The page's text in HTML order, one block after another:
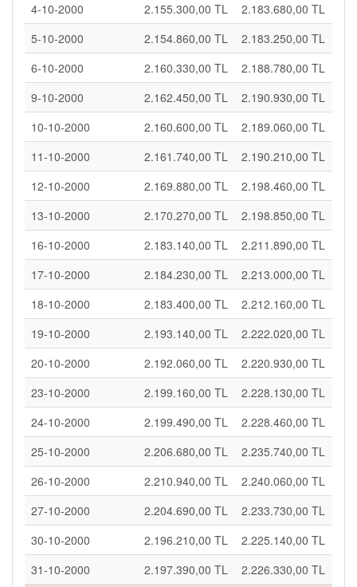
4-10-2000
2.155.300,00 TL
2.183.680,00 TL
5-10-2000
2.154.860,00 TL
2.183.250,00 TL
6-10-2000
2.160.330,00 TL
2.188.780,00 TL
9-10-2000
2.162.450,00 TL
2.190.930,00 TL
10-10-2000
2.160.600,00 TL
2.189.060,00 TL
11-10-2000
2.161.740,00 TL
2.190.210,00 TL
12-10-2000
2.169.880,00 TL
2.198.460,00 TL
13-10-2000
2.170.270,00 TL
2.198.850,00 TL
16-10-2000
2.183.140,00 TL
2.211.890,00 TL
17-10-2000
2.184.230,00 TL
2.213.000,00 TL
18-10-2000
2.183.400,00 TL
2.212.160,00 TL
19-10-2000
2.193.140,00 TL
2.222.020,00 TL
20-10-2000
2.192.060,00 TL
2.220.930,00 TL
23-10-2000
2.199.160,00 TL
2.228.130,00 TL
24-10-2000
2.199.490,00 TL
2.228.460,00 TL
25-10-2000
2.206.680,00 TL
2.235.740,00 TL
26-10-2000
2.210.940,00 TL
2.240.060,00 TL
27-10-2000
2.204.690,00 TL
2.233.730,00 TL
30-10-2000
2.196.210,00 TL
2.225.140,00 TL
31-10-2000
2.197.390,00 TL 2.226.330,00 TL